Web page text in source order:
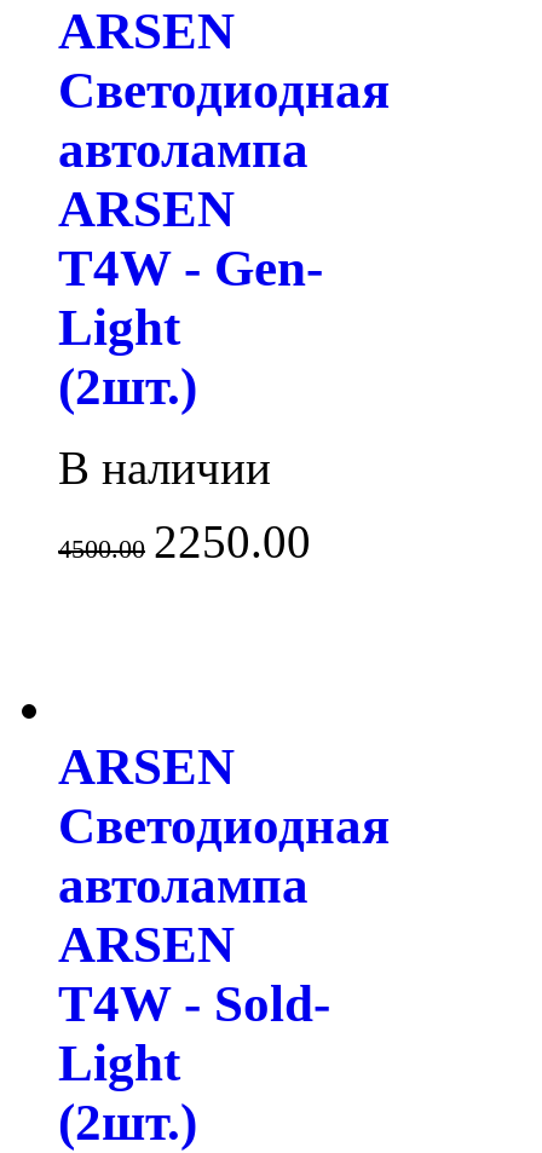
ARSEN
Светодиодная
автолампа
ARSEN
T4W - Gen-
Light
(2шт.)
В наличии
4500.00 2250.00
ARSEN
Светодиодная
автолампа
ARSEN
T4W - Sold-
Light
(2шт.)